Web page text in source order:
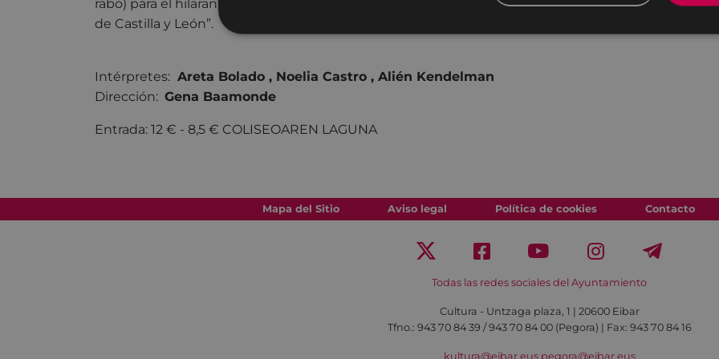
rabo) para el hilarante montaje de A Panadaría en la Feria de Teatro
de Castilla y León”.
Intérpretes: Areta Bolado , Noelia Castro , Alién Kendelman
Dirección: Gena Baamonde
Entrada: 12 € - 8,5 € COLISEOAREN LAGUNA
Mapa del Sitio Aviso legal Política de cookies Contacto
Todas las redes sociales del Ayuntamiento
Cultura - Untzaga plaza, 1 | 20600 Eibar
Tfno.: 943 70 84 39 / 943 70 84 00 (Pegora) | Fax: 943 70 84 16
kultura@eibar.eus pegora@eibar.eus